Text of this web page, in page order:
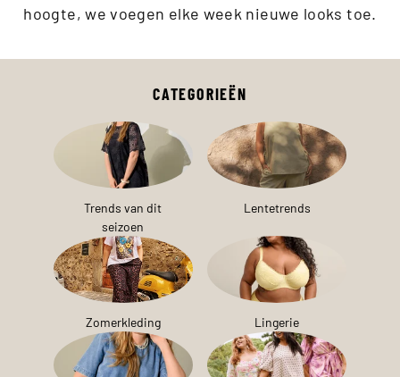
hoogte, we voegen elke week nieuwe looks toe.
CATEGORIEËN
Trends van dit
seizoen
Lentetrends
Zomerkleding Lingerie